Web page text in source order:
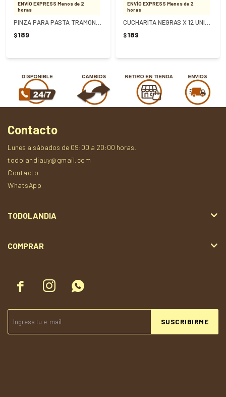
ENVÍO EXPRESS Menos de 2
horas
$189
ENVÍO EXPRESS Menos de 2
horas
$189
  
SUSCRIBIRME
Contacto
Lunes a sábados de 09:00 a 20:00 horas.
todolandiauy@gmail.com
Contacto
WhatsApp
TODOLANDIA
COMPRAR